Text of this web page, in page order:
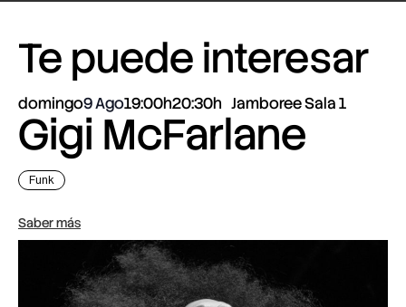
Te puede interesar
domingo9 Ago19:00h20:30h Jamboree Sala 1
Gigi McFarlane
Funk
Saber más